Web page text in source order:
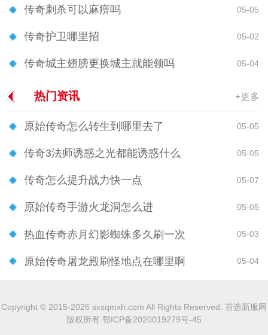
传奇刺杀可以麻痹吗 05-05
传奇护卫哪里招 05-02
传奇城主翅膀更换城主就能领吗 05-04
热门资讯 +更多
原始传奇怎么转生到哪里去了 05-05
传奇3法师诱惑之光都能诱惑什么 05-05
传奇怎么提升战力快一点 05-07
原始传奇手游火龙洞怎么进 05-05
热血传奇赤月幻影蜘蛛多久刷一次 05-03
原始传奇屠龙殿刷怪地点在哪里啊 05-04
Copyright © 2015-2026 sxsqmxh.com All Rights Reserved. 首选新服网
版权所有 鄂ICP备2020019279号-45